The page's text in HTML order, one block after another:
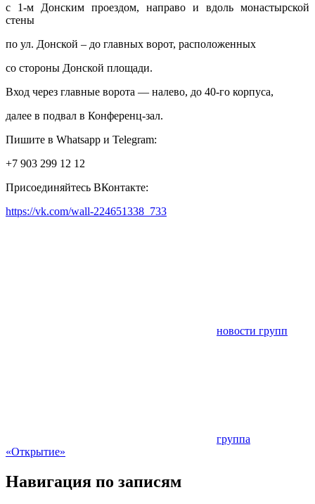
с 1-м Донским проездом, направо и вдоль монастырской
стены
по ул. Донской – до главных ворот, расположенных
со стороны Донской площади.
Вход через главные ворота — налево, до 40-го корпуса,
далее в подвал в Конференц-зал.
Пишите в Whatsapp и Telegram:
+7 903 299 12 12
Присоединяйтесь ВКонтакте:
https://vk.com/wall-224651338_733
новости групп
группа
«Открытие»
Навигация по записям